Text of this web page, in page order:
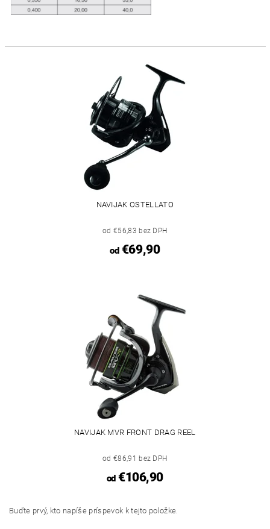
NAVIJAK OSTELLATO
od €56,83 bez DPH
od€69,90
NAVIJAK MVR FRONT DRAG REEL
od €86,91 bez DPH
od€106,90
Buďte prvý, kto napíše príspevok k tejto položke.